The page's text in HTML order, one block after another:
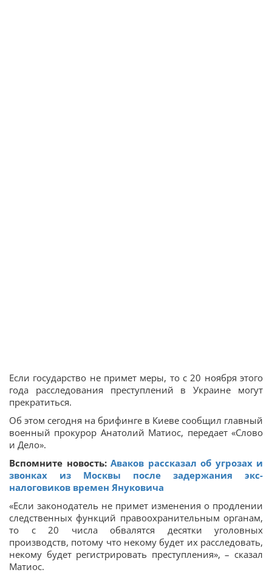
Если государство не примет меры, то с 20 ноября этого
года расследования преступлений в Украине могут
прекратиться.
Об этом сегодня на брифинге в Киеве сообщил главный
военный прокурор Анатолий Матиос, передает «Слово
и Дело».
Вспомните новость: Аваков рассказал об угрозах и
звонках из Москвы после задержания экс-
налоговиков времен Януковича
«Если законодатель не примет изменения о продлении
следственных функций правоохранительным органам,
то с 20 числа обвалятся десятки уголовных
производств, потому что некому будет их расследовать,
некому будет регистрировать преступления», – сказал
Матиос.